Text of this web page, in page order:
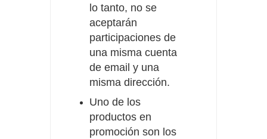
lo tanto, no se
aceptarán
participaciones de
una misma cuenta
de email y una
misma dirección.
Uno de los
productos en
promoción son los